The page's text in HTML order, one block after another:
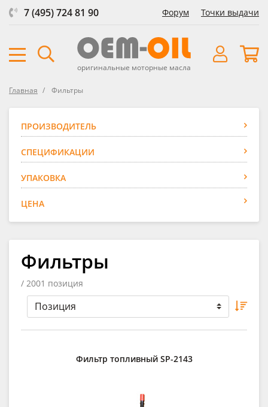
7 (495) 724 81 90 Форум Точки выдачи
оригинальные моторные масла
Главная Фильтры
ПРОИЗВОДИТЕЛЬ
СПЕЦИФИКАЦИИ
УПАКОВКА
ЦЕНА
Фильтры
/ 2001 позиция
Фильтр топливный SP-2143